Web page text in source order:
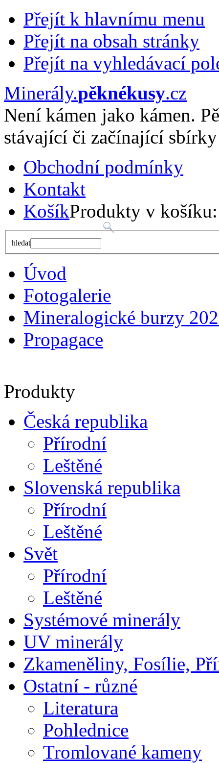
Přejít k hlavnímu menu
Přejít na obsah stránky
Přejít na vyhledávací
Minerály.pěknékusy.cz
Není kámen jako kámen.
stávající či začínající
Obchodní podmínky
Kontakt
KošíkProdukty v
hledat
Úvod
Fotogalerie
Mineralogické burzy
Propagace
Produkty
Česká republika
Přírodní
Leštěné
Slovenská republika
Přírodní
Leštěné
Svět
Přírodní
Leštěné
Systémové minerály
UV minerály
Zkameněliny, Fosílie,
Ostatní - různé
Literatura
Pohlednice
Tromlované kameny